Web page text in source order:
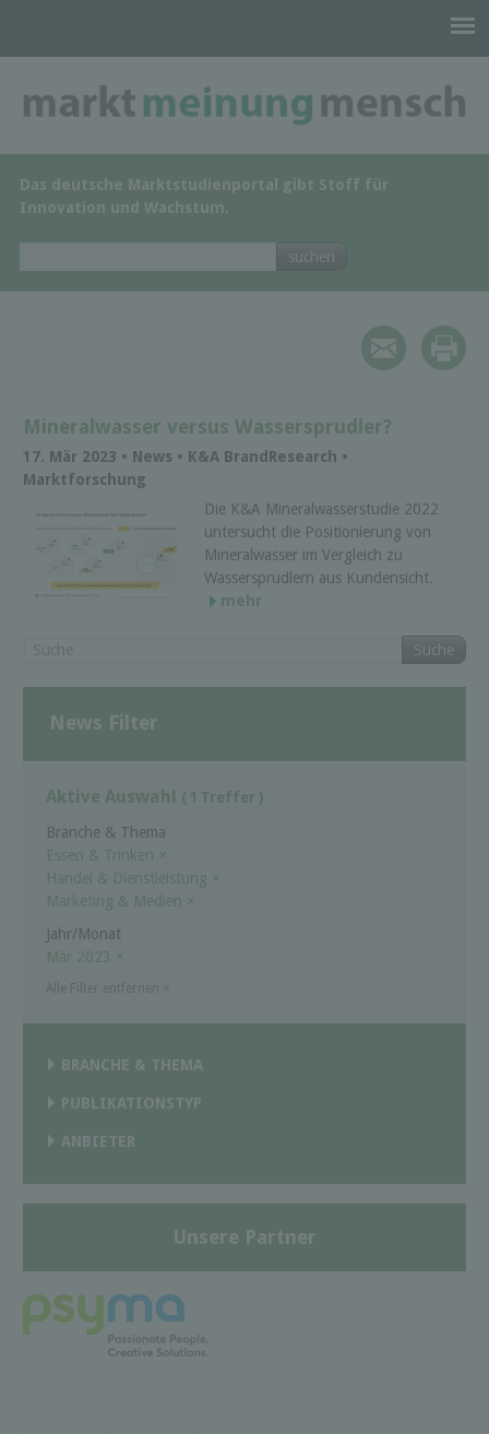
Das deutsche Marktstudienportal gibt Stoff für
Innovation und Wachstum.
Mineralwasser versus Wassersprudler?
17. Mär 2023 • News • K&A BrandResearch •
Marktforschung
Die K&A Mineralwasserstudie 2022
untersucht die Positionierung von
Mineralwasser im Vergleich zu
Wassersprudlern aus Kundensicht.
mehr
Suche
News Filter
Aktive Auswahl ( 1 Treffer )
Branche & Thema
Essen & Trinken ×
Handel & Dienstleistung ×
Marketing & Medien ×
Jahr/Monat
Mär 2023 ×
BRANCHE & THEMA
PUBLIKATIONSTYP
ANBIETER
Unsere Partner